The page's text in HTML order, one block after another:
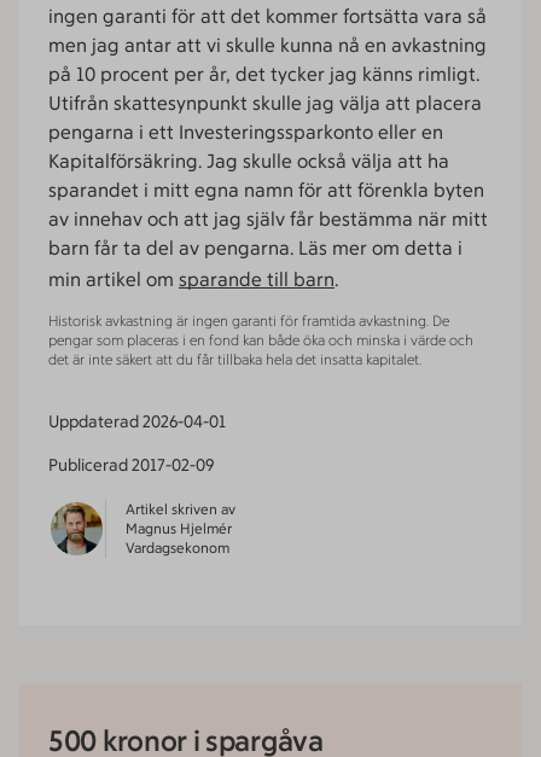
ingen garanti för att det kommer fortsätta vara så
men jag antar att vi skulle kunna nå en avkastning
på 10 procent per år, det tycker jag känns rimligt.
Utifrån skattesynpunkt skulle jag välja att placera
pengarna i ett Investeringssparkonto eller en
Kapitalförsäkring. Jag skulle också välja att ha
sparandet i mitt egna namn för att förenkla byten
av innehav och att jag själv får bestämma när mitt
barn får ta del av pengarna. Läs mer om detta i
min artikel om sparande till barn.
Historisk avkastning är ingen garanti för framtida avkastning. De
pengar som placeras i en fond kan både öka och minska i värde och
det är inte säkert att du får tillbaka hela det insatta kapitalet.
Uppdaterad2026-04-01
Publicerad2017-02-09
Artikel skriven av
Magnus Hjelmér
Vardagsekonom
500 kronor i spargåva